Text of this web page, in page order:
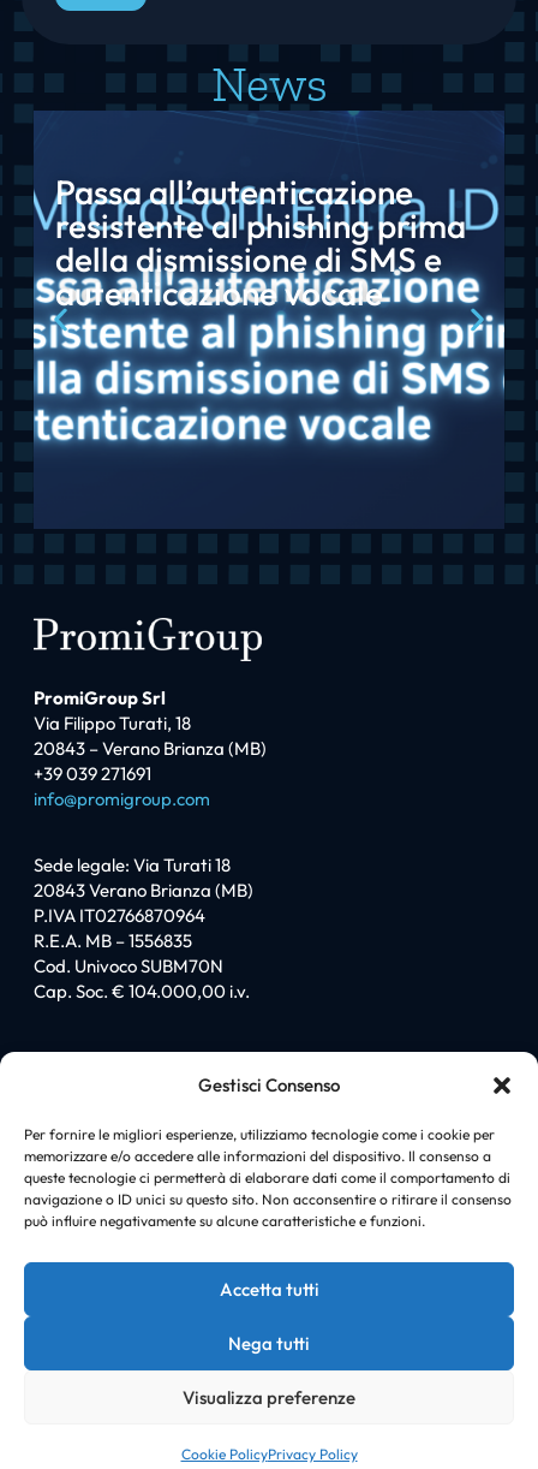
Gestisci Consenso
Per fornire le migliori esperienze, utilizziamo tecnologie come i cookie per
memorizzare e/o accedere alle informazioni del dispositivo. Il consenso a
queste tecnologie ci permetterà di elaborare dati come il comportamento di
navigazione o ID unici su questo sito. Non acconsentire o ritirare il consenso
può influire negativamente su alcune caratteristiche e funzioni.
Accetta tutti
Nega tutti
Visualizza preferenze
Cookie PolicyPrivacy Policy
News
Passa all’autenticazione
resistente al phishing prima
della dismissione di SMS e
autenticazione vocale
PromiGroup Srl
Via Filippo Turati, 18
20843 – Verano Brianza (MB)
+39 039 271691
info@promigroup.com
Sede legale: Via Turati 18
20843 Verano Brianza (MB)
P.IVA IT02766870964
R.E.A. MB – 1556835
Cod. Univoco SUBM70N
Cap. Soc. € 104.000,00 i.v.
Sitemap
Chi siamo
I love PromiGroup
Certificazioni
Soluzioni
© Copyright PromiGroup | Cookie policy